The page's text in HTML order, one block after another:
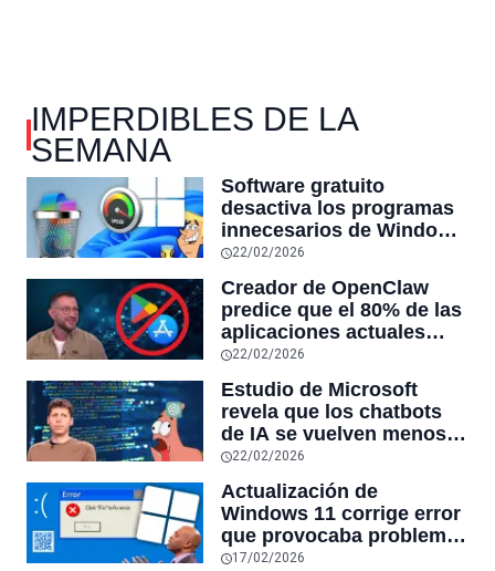
IMPERDIBLES DE LA
SEMANA
Software gratuito
desactiva los programas
innecesarios de Windows
11 y optimiza el PC,
reduciendo el uso de la
RAM y mucho más
22/02/2026
Creador de OpenClaw
predice que el 80% de las
aplicaciones actuales
desaparecerán en el
futuro: “Solo sobrevivirán
las aplicaciones con
sensores únicos o
conexiones especiales a
hardware
22/02/2026
Estudio de Microsoft
revela que los chatbots
de IA se vuelven menos
confiables mientras más
tiempo hablas con ellos:
la falta de confiabilidad
sube un 112%
22/02/2026
Actualización de
Windows 11 corrige error
que provocaba problemas
al jugar en PC: los
17/02/2026